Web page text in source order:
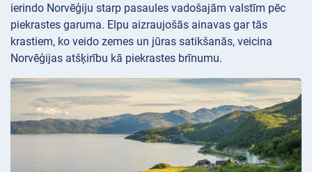
ierindo Norvēģiju starp pasaules vadošajām valstīm pēc
piekrastes garuma. Elpu aizraujošās ainavas gar tās
krastiem, ko veido zemes un jūras satikšanās, veicina
Norvēģijas atšķirību kā piekrastes brīnumu.